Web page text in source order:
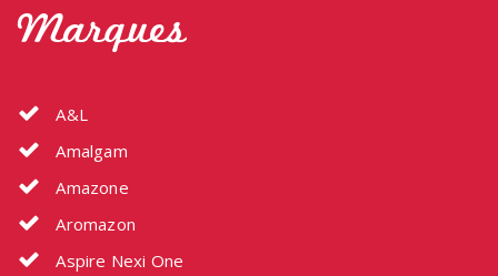
Marques
A&L
Amalgam
Amazone
Aromazon
Aspire Nexi One